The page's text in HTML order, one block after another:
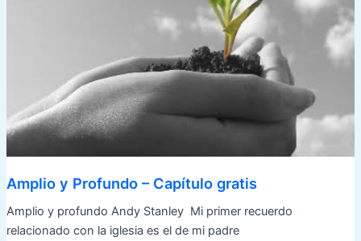
Amplio y Profundo – Capítulo gratis
Amplio y profundo Andy Stanley Mi primer recuerdo
relacionado con la iglesia es el de mi padre